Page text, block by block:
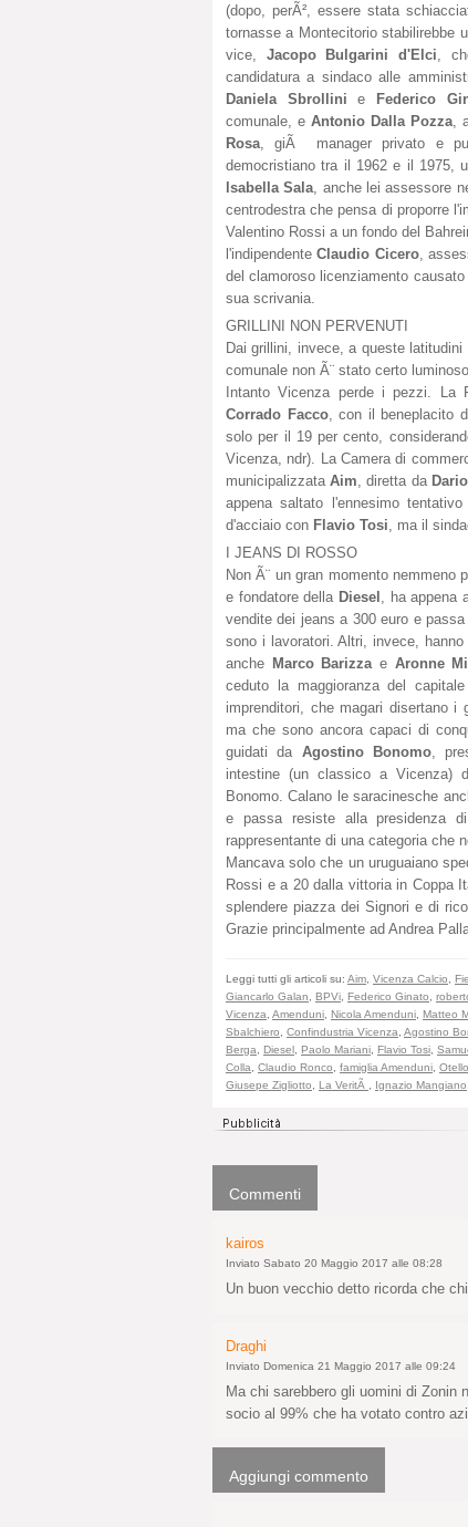
(dopo, perÃ², essere stata
tornasse a Montecitorio stabilirebbe
vice, Jacopo Bulgarini d'Elci ,
candidatura a sindaco alle
Daniela Sbrollini e Federico
comunale, e Antonio Dalla Pozza,
Rosa , giÃ manager privato e
democristiano tra il 1962 e il 1975,
lsabella Sala , anche lei assessore
centrodestra che pensa di proporre
Valentino Rossi a un fondo del
l'indipendenteClaudio Cicero,
del clamoroso licenziamento
sua scrivania.
GRILLINI NON PERVENUTI
Dai grillini, invece, a queste
comunale non Ã¨ stato certo
Intanto Vicenza perde i pezzi. La
Corrado Facco, con il beneplacito
solo per il 19 per cento,
Vicenza, ndr). La Camera di
municipalizzataAim, diretta da
appena saltato l'ennesimo
d'acciaio con Flavio Tosi, ma il
I JEANS DI ROSSO
Non Ã¨ un gran momento nemmeno
e fondatore della Diesel , ha appena
vendite dei jeans a 300 euro e
sono i lavoratori. Altri, invece,
anche Marco Barizzae Aronne
ceduto la maggioranza del
imprenditori, che magari disertano i
ma che sono ancora capaci di
guidati da Agostino Bonomo,
intestine (un classico a
Bonomo. Calano le saracinesche
e passa resiste alla presidenza di
rappresentante di una categoria che
Mancava solo che un uruguaiano
Rossi e a 20 dalla vittoria in Coppa
splendere piazza dei Signori e di
Grazie principalmente ad Andrea
Leggi tutti gli articoli su: Aim Vicenza Calcio
Giancarlo Galan
BPVi Federico Ginato
Vicenza Amenduni Nicola Amenduni Matteo
Sbalchiero
Confindustria Vicenza Agostino
Berga
Diesel Paolo Mariani Flavio Tosi
Colla
Claudio Ronco famiglia Amenduni
Giusepe Zigliotto
La VeritÃ Ignazio Mangiano
Commenti
kairos
Inviato Sabato 20 Maggio 2017 alle 08:28
Un buon vecchio detto ricorda che
Draghi
Inviato Domenica 21 Maggio 2017 alle 09:24
Ma chi sarebbero gli uomini di
socio al 99% che ha votato contro
Aggiungi commento